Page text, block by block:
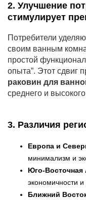
2. Улучшение
стимулирует
Потребители
своим ванным
простой
опыта”. Этот сдвиг
раковин для
среднего и
3. Различия
Европа и
минимализм и
Юго-Восточная
экономичности и
Ближний